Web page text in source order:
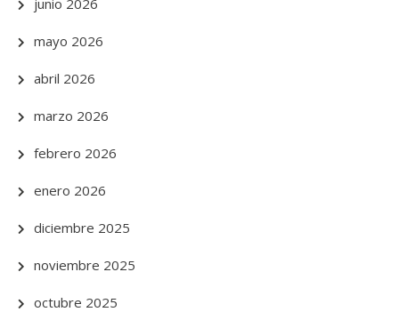
junio 2026
mayo 2026
abril 2026
marzo 2026
febrero 2026
enero 2026
diciembre 2025
noviembre 2025
octubre 2025